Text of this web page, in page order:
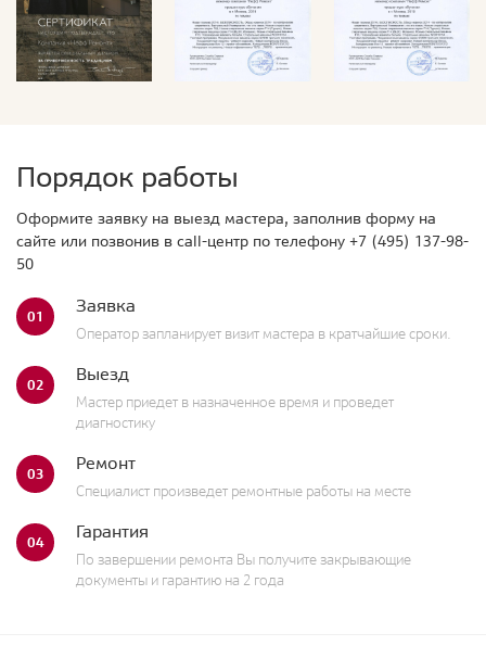
Порядок работы
Оформите заявку на выезд мастера, заполнив форму на
сайте или позвонив в call-центр по телефону +7 (495) 137-98-
50
01 Заявка
Оператор запланирует визит мастера в кратчайшие сроки.
02 Выезд
Мастер приедет в назначенное время и проведет
диагностику
03 Ремонт
Специалист произведет ремонтные работы на месте
04 Гарантия
По завершении ремонта Вы получите закрывающие
документы и гарантию на 2 года